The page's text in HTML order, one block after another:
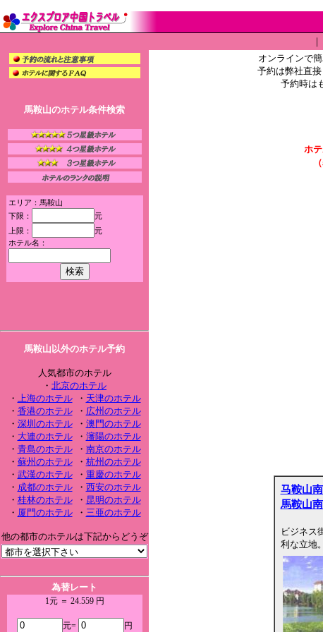
｜
馬鞍山のホテル条件検索
エリア：馬鞍山
下限：
元
上限：
元
ホテル名：
馬鞍山以外のホテル予約
人気都市のホテル
・ 北京のホテル
・ 上海のホテル・ 天津のホテル
・ 香港のホテル・ 広州のホテル
・ 深圳のホテル・ 澳門のホテル
・ 大連のホテル・ 瀋陽のホテル
・ 青島のホテル・ 南京のホテル
・ 蘇州のホテル・ 杭州のホテル
・ 武漢のホテル・ 重慶のホテル
・ 成都のホテル・ 西安のホテル
・ 桂林のホテル・ 昆明のホテル
・ 厦門のホテル・ 三亜のホテル
他の都市のホテルは下記からどうぞ
為替レート
1元 ＝ 24.559 円
元= 円
オンラインで
予約は弊社直
予約時は
ホ
马鞍山
馬鞍山
ビジネス
利な立地。